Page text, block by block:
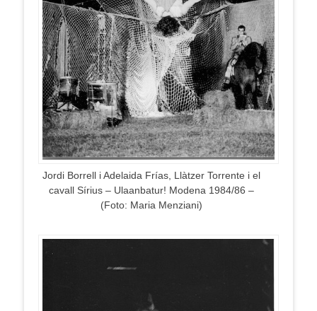
Jordi Borrell i Adelaida Frías, Llàtzer Torrente i el
cavall Sírius – Ulaanbatur! Modena 1984/86 –
(Foto: Maria Menziani)